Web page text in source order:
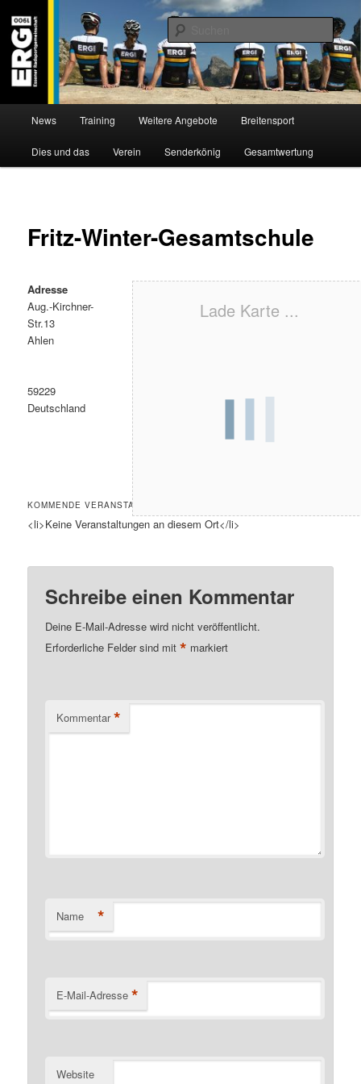
Inhalt
wechseln
ERG 1900 e.V
Willkommen bei der Essener Radsportgemeinschaft
News Training Weitere Angebote Breitensport
Dies und das Verein Senderkönig Gesamtwertung
Fritz-Winter-Gesamtschule
Lade Karte ...
Adresse
Aug.-Kirchner-
Str.13
Ahlen
59229
Deutschland
KOMMENDE VERANSTALTUNGEN
<li>Keine Veranstaltungen an diesem Ort</li>
Schreibe einen Kommentar
Deine E-Mail-Adresse wird nicht veröffentlicht.
Erforderliche Felder sind mit* markiert
Kommentar *
Name *
E-Mail-Adresse *
Website